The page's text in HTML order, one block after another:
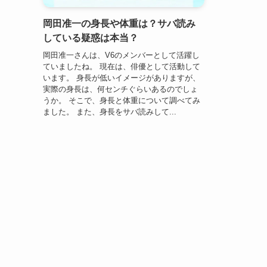
岡田准一の身長や体重は？サバ読み
している疑惑は本当？
岡田准一さんは、V6のメンバーとして活躍し
ていましたね。 現在は、俳優として活動して
います。 身長が低いイメージがありますが、
実際の身長は、何センチぐらいあるのでしょ
うか。 そこで、身長と体重について調べてみ
ました。 また、身長をサバ読みして...